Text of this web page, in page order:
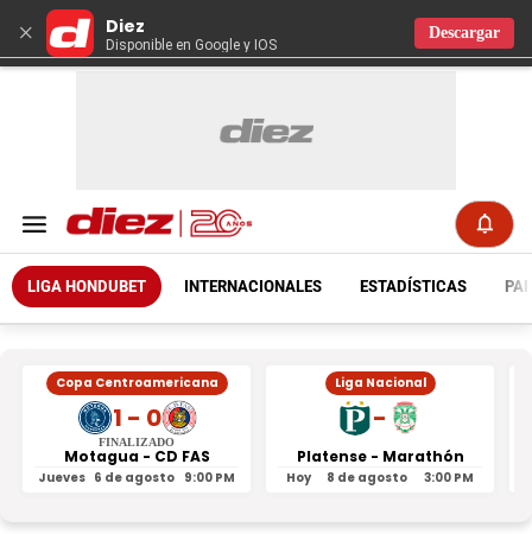
× Diez
Disponible en Google y IOS
Descargar
LIGA HONDUBET INTERNACIONALES ESTADÍSTICAS
Copa Centroamericana
1 - 0
FINALIZADO
Motagua - CD FAS
Jueves 6 de agosto 9:00 PM
Liga Nacional
-
Platense - Marathón
Hoy 8 de agosto 3:00 PM